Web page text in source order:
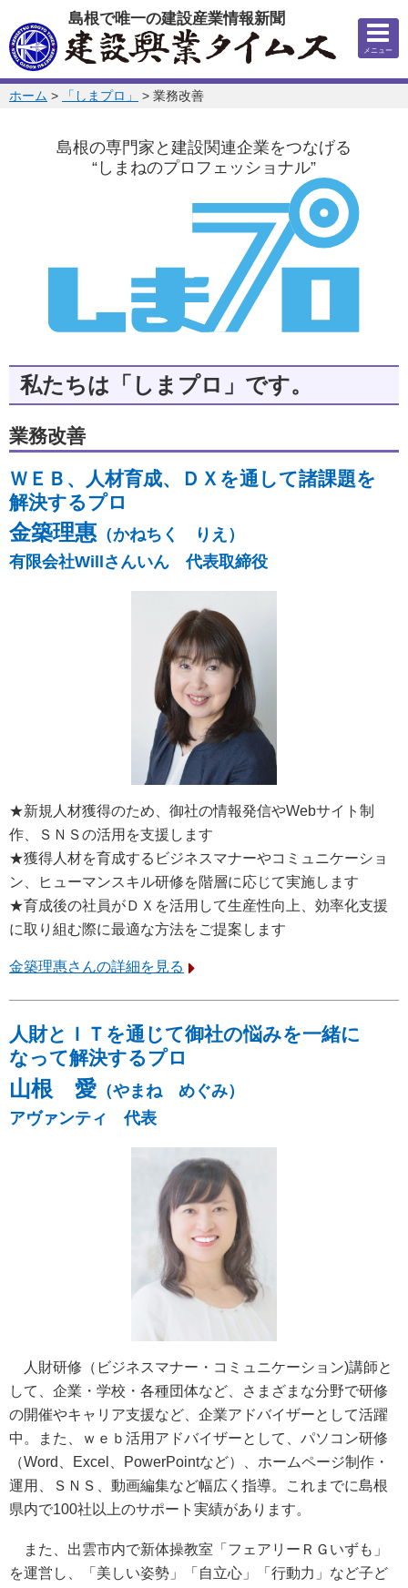
このページの本文へ
島根で唯一の建設産業情報新聞
メニュー
このページの位置:
ホーム > 「しまプロ」 > 業務改善
島根の専門家と建設関連企業をつなげる
“しまねのプロフェッショナル”
私たちは「しまプロ」です。
業務改善
ＷＥＢ、人材育成、ＤＸを通して諸課題を
解決するプロ
金築理惠（かねちく りえ）
有限会社Willさんいん 代表取締役
★新規人材獲得のため、御社の情報発信やWebサイト制
作、ＳＮＳの活用を支援します
★獲得人材を育成するビジネスマナーやコミュニケーショ
ン、ヒューマンスキル研修を階層に応じて実施します
★育成後の社員がＤＸを活用して生産性向上、効率化支援
に取り組む際に最適な方法をご提案します
金築理惠さんの詳細を見る
人財とＩＴを通じて御社の悩みを一緒に
なって解決するプロ
山根 愛 （やまね めぐみ）
アヴァンティ 代表
人財研修（ビジネスマナー・コミュニケーション)講師と
して、企業・学校・各種団体など、さまざまな分野で研修
の開催やキャリア支援など、企業アドバイザーとして活躍
中。また、ｗｅｂ活用アドバイザーとして、パソコン研修
（Word、Excel、PowerPointなど）、ホームページ制作・
運用、ＳＮＳ、動画編集など幅広く指導。これまでに島根
県内で100社以上のサポート実績があります。
また、出雲市内で新体操教室「フェアリーＲＧいずも」
を運営し、「美しい姿勢」「自立心」「行動力」など子ど